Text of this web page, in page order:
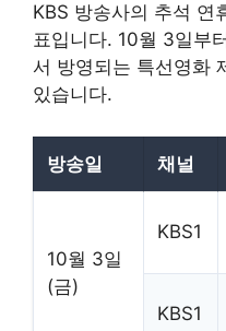
KBS 방송사의 추석 연
표입니다. 10월 3일부
서 방영되는 특선영화
있습니다.
방송일 채널
10월 3일
(금)
KBS1
KBS1